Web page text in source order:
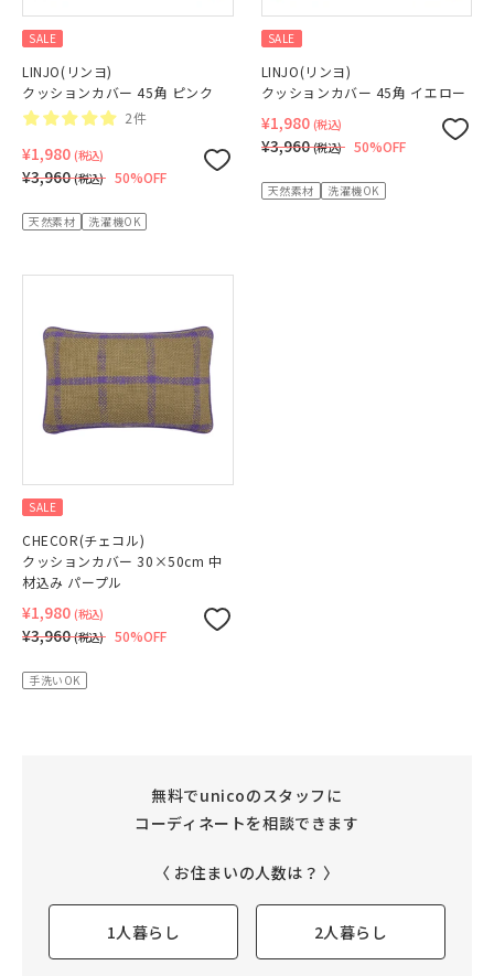
SALE
LINJO(リンヨ)
クッションカバー 45角 ピンク
2件
¥1,980 (税込)
¥3,960(税込) 50%OFF
天然素材 洗濯機OK
SALE
LINJO(リンヨ)
クッションカバー 45角 イエロー
¥1,980 (税込)
¥3,960(税込) 50%OFF
天然素材 洗濯機OK
SALE
CHECOR(チェコル)
クッションカバー 30×50cm 中
材込み パープル
¥1,980 (税込)
¥3,960(税込) 50%OFF
手洗いOK
無料でunicoのスタッフに
コーディネートを相談できます
〈 お住まいの人数は？ 〉
1人暮らし 2人暮らし